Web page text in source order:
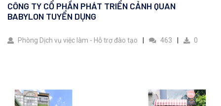
CÔNG TY CỔ PHẦN PHÁT TRIỂN CẢNH QUAN
BABYLON TUYỂN DỤNG
Phòng Dịch vụ việc làm - Hỗ trợ đào tạo 463 0